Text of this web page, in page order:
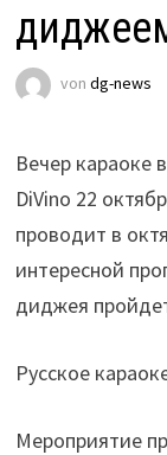
von dg-news
Вечер караоке
DiVino 22
проводит в
интересной
диджея
Русское
Мероприятие